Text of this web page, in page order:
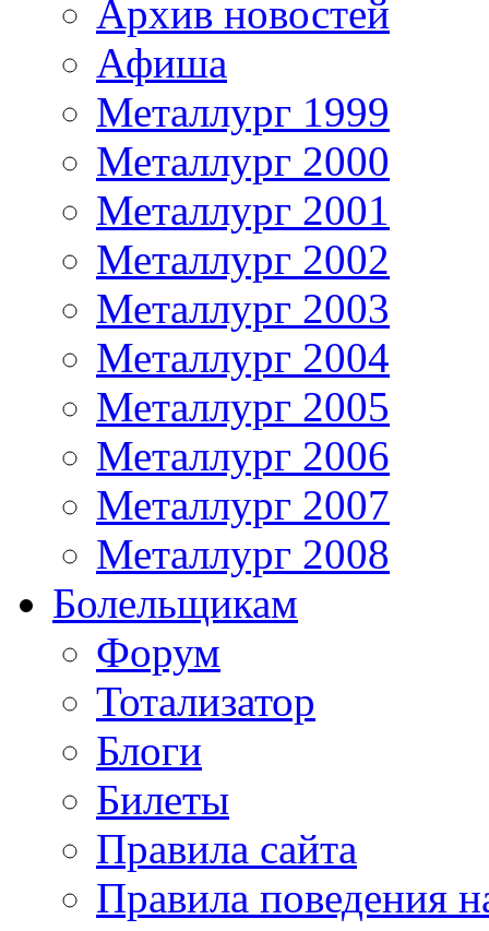
Архив новостей
Афиша
Металлург 1999
Металлург 2000
Металлург 2001
Металлург 2002
Металлург 2003
Металлург 2004
Металлург 2005
Металлург 2006
Металлург 2007
Металлург 2008
Болельщикам
Форум
Тотализатор
Блоги
Билеты
Правила сайта
Правила поведения